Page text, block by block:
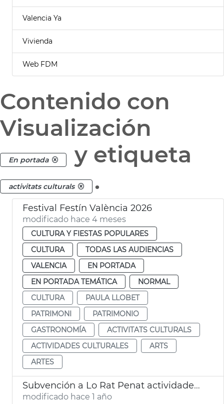
Valencia Ya
Vivienda
Web FDM
Contenido con
Visualización
En portada y etiqueta
activitats culturals .
Festival Festín València 2026
modificado hace 4 meses
CULTURA Y FIESTAS POPULARES
CULTURA
TODAS LAS AUDIENCIAS
VALENCIA
EN PORTADA
EN PORTADA TEMÁTICA
NORMAL
CULTURA
PAULA LLOBET
PATRIMONI
PATRIMONIO
GASTRONOMÍA
ACTIVITATS CULTURALS
ACTIVIDADES CULTURALES
ARTS
ARTES
Subvención a Lo Rat Penat actividades cualturales
modificado hace 1 año